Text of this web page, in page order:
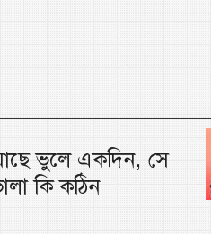
ভুলে একদিন, সে
কি কঠিন